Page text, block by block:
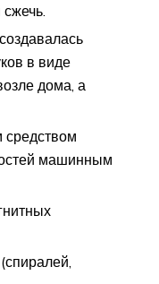
в виде
дома, а
машинным